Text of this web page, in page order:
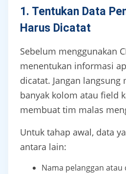
1. Tentukan Data
Harus Dicatat
Sebelum menggunakan
menentukan informasi
dicatat. Jangan
banyak kolom atau field
membuat tim malas
Untuk tahap awal, data
antara lain:
Nama pelanggan atau